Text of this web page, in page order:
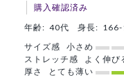
購入確認済み
年齢: 40代 身長:
サイズ感
小さめ
ストレッチ感
よく伸び
厚さ
とても薄い